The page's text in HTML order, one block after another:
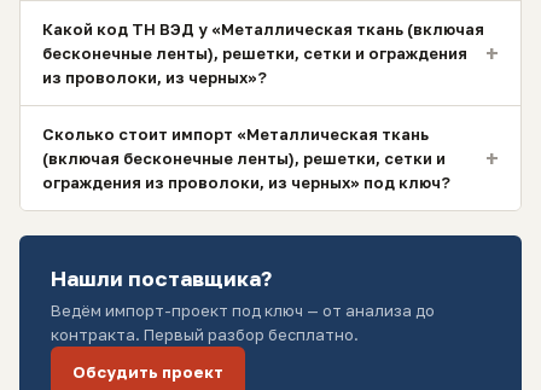
Какой код ТН ВЭД у «Металлическая ткань (включая
бесконечные ленты), решетки, сетки и ограждения
из проволоки, из черных»?
+
Сколько стоит импорт «Металлическая ткань
(включая бесконечные ленты), решетки, сетки и
ограждения из проволоки, из черных» под ключ?
+
Нашли поставщика?
Ведём импорт-проект под ключ — от анализа до
контракта. Первый разбор бесплатно.
Обсудить проект